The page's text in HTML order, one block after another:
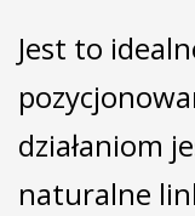
Jest to
działaniom
naturalne